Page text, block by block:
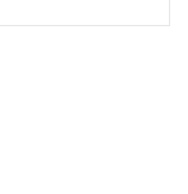
que tentava
o animal. O
e devido